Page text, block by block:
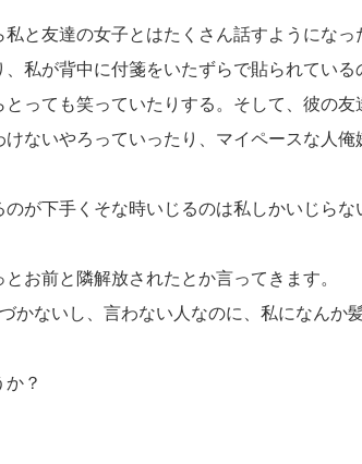
と友達の女子とはたくさん話すようになっ
私が背中に付箋をいたずらで貼られている
っても笑っていたりする。そして、彼の友
ないやろっていったり、マイペースな人俺
が下手くそな時いじるのは私しかいじらな
お前と隣解放されたとか言ってきます。
かないし、言わない人なのに、私になんか
？